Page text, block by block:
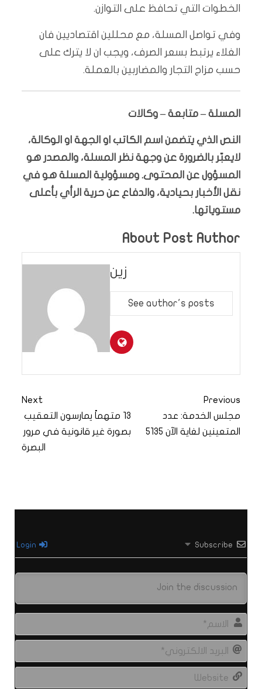
الخطوات التي تحافظ على التوازن.
وفي تواصل المسلة، مع محللين اقتصاديين فان
الغلاء يرتبط بسعر الصرف، ويجب ان لا يترك على
حسب مزاج التجار والمضاربين بالعملة.
المسلة – متابعة – وكالات
النص الذي يتضمن اسم الكاتب او الجهة او الوكالة،
لايعبّر بالضرورة عن وجهة نظر المسلة، والمصدر هو
المسؤول عن المحتوى. ومسؤولية المسلة هو في
نقل الأخبار بحيادية، والدفاع عن حرية الرأي بأعلى
مستوياتها.
About Post Author
زين
See author's posts
Previous
مجلس الخدمة: عدد
المتعينين لغاية الآن 5135
Next
13 متهماً يمارسون التعقيب
بصورة غير قانونية في مرور
البصرة
Subscribe